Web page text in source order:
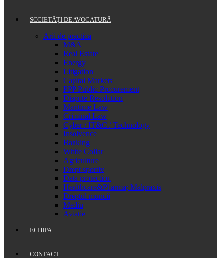
SOCIETĂȚI DE AVOCATURĂ
Arii de practica
M&A
Real Estate
Energy
Litigation
Capital Markets
PPP Public Procurement
Dispute Resolution
Maritime Law
Criminal Law
Cyber / IT&C / Technology
Insolvence
Banking
White Collar
Agriculture
Drept sportiv
Data protection
Healthcare&Pharma; Malpraxis
Dreptul muncii
Mediu
Aviatie
ECHIPA
CONTACT